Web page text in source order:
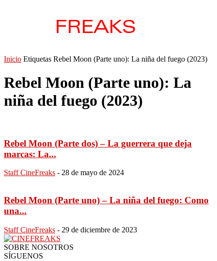
Inicio Etiquetas Rebel Moon (Parte uno): La niña del fuego (2023)
Rebel Moon (Parte uno): La
niña del fuego (2023)
Rebel Moon (Parte dos) – La guerrera que deja
marcas: La...
Staff CineFreaks - 28 de mayo de 2024
Rebel Moon (Parte uno) – La niña del fuego: Como
una...
Staff CineFreaks - 29 de diciembre de 2023
SOBRE NOSOTROS
SÍGUENOS